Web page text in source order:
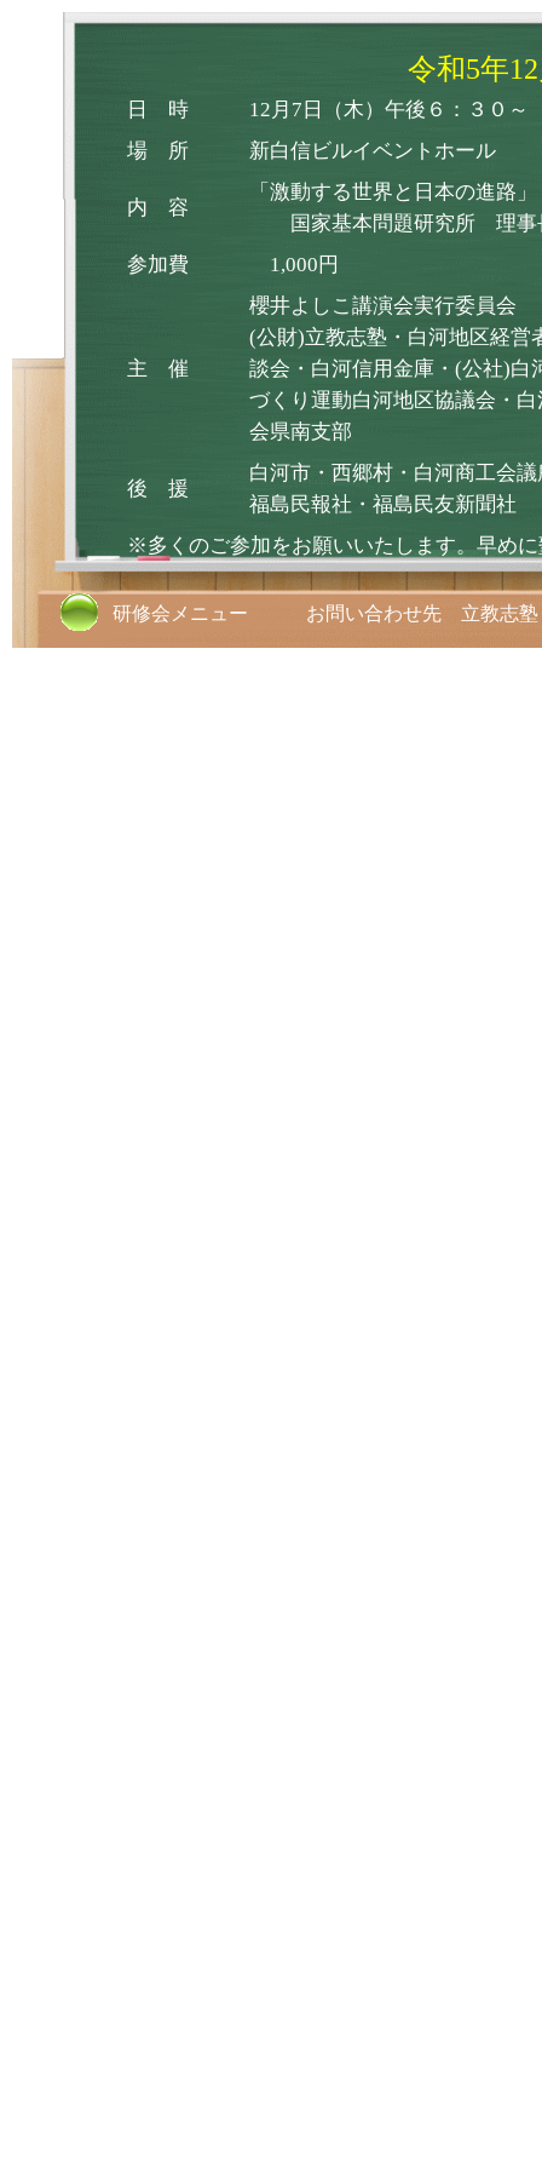
令和5年
日 時
12月7日（木）午後６：３０～
場 所
新白信ビルイベントホール
内 容
「激動する世界と日本の進路」
国家基本問題研究所 理
参加費
1,000円
主 催
櫻井よしこ講演会実行委員会
(公財)立教志塾・白河地区経営
談会・白河信用金庫・(公社)白
づくり運動白河地区協議会・
会県南支部
後 援
白河市・西郷村・白河商工会
福島民報社・福島民友新聞社
※多くのご参加をお願いいたします。早め
研修会メニュー お問い合わせ先 立教志